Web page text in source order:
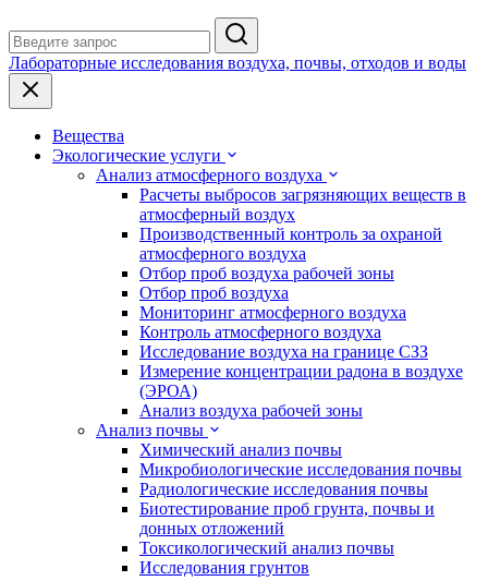
Лабораторные исследования воздуха, почвы, отходов и воды
Вещества
Экологические услуги
Анализ атмосферного воздуха
Расчеты выбросов загрязняющих веществ в
атмосферный воздух
Производственный контроль за охраной
атмосферного воздуха
Отбор проб воздуха рабочей зоны
Отбор проб воздуха
Мониторинг атмосферного воздуха
Контроль атмосферного воздуха
Исследование воздуха на границе СЗЗ
Измерение концентрации радона в воздухе
(ЭРОА)
Анализ воздуха рабочей зоны
Анализ почвы
Химический анализ почвы
Микробиологические исследования почвы
Радиологические исследования почвы
Биотестирование проб грунта, почвы и
донных отложений
Токсикологический анализ почвы
Исследования грунтов